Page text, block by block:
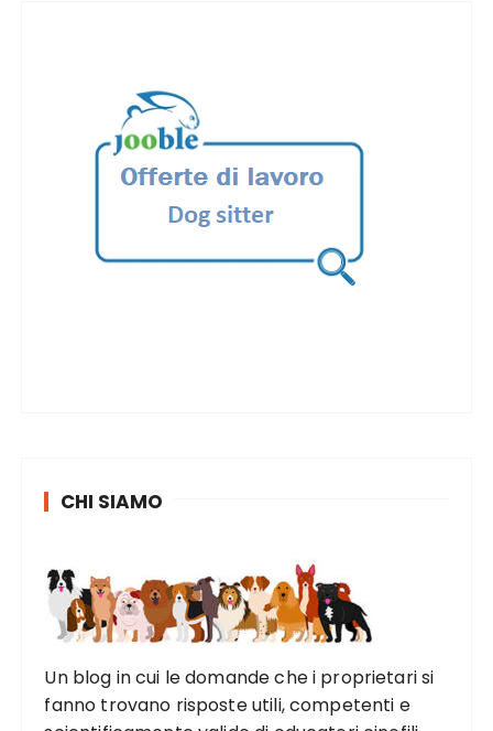
CHI SIAMO
Un blog in cui le domande che i proprietari si
fanno trovano risposte utili, competenti e